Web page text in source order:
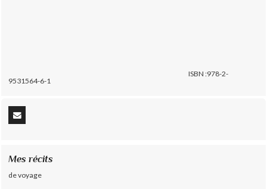
ISBN :978-2-
9531564-6-1
Mes récits
de voyage